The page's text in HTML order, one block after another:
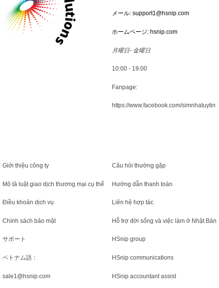
メール: support1@hsnip.com
ホームページ: hsnip.com
月曜日- 金曜日
10:00 - 19:00
Fanpage:
https://www.facebook.com/simnhatuytin
Giới thiệu công ty
Mô tả luật giao dịch thương mại cụ thể
Điều khoản dịch vụ
Chính sách bảo mật
サポート
ベトナム語：
sale1@hsnip.com
Câu hỏi thường gặp
Hướng dẫn thanh toán
Liên hệ hợp tác
Hỗ trợ đời sống và việc làm ở Nhật Bản
HSnip group
HSnip communications
HSnip accountant assist